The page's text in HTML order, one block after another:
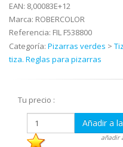
EAN: 8,00083E+12
Marca: ROBERCOLOR
Referencia: FIL F538800
Categoría: Pizarras verdes >
tiza. Reglas para pizarras
Tu precio :
Añadir a
añadir